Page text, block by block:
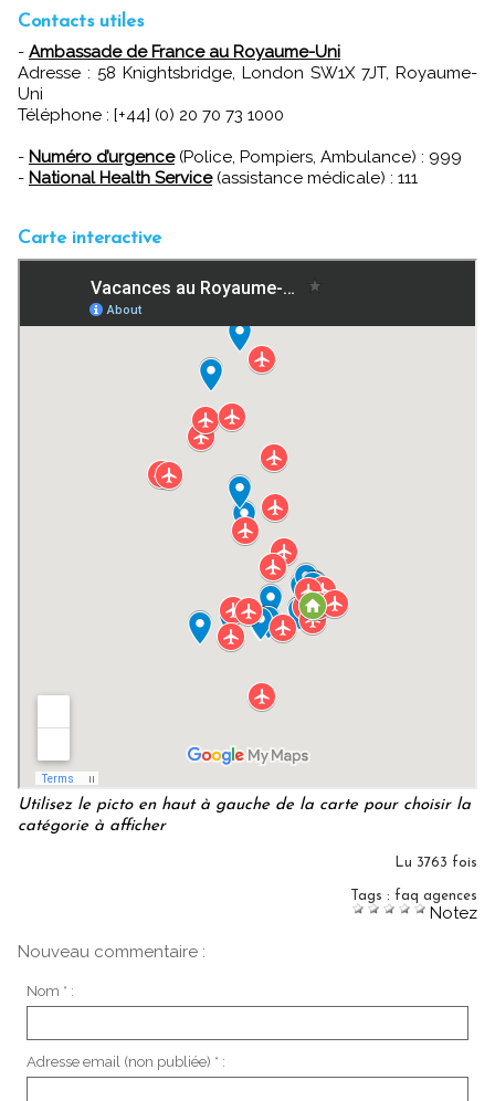
Contacts utiles
Ambassade de France au Royaume-Uni
Adresse : 58 Knightsbridge, London SW1X 7JT, Royaume-
Uni
Téléphone : [+44] (0) 20 70 73 1000
- Numéro d’urgence(Police, Pompiers, Ambulance) : 999
- National Health Service(assistance médicale) : 111
Carte interactive
Utilisez le picto en haut à gauche de la carte pour choisir la
catégorie à afficher
Lu 3763 fois
Tags : faq agences
Notez
Nouveau commentaire :
Nom * :
Adresse email (non publiée) * :